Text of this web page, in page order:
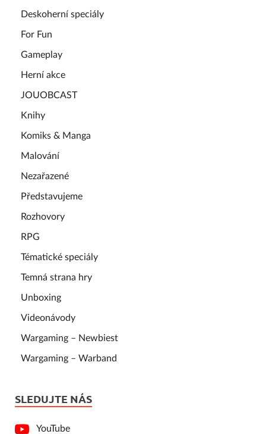
Deskoherní speciály
For Fun
Gameplay
Herní akce
JOUOBCAST
Knihy
Komiks & Manga
Malování
Nezařazené
Představujeme
Rozhovory
RPG
Tématické speciály
Temná strana hry
Unboxing
Videonávody
Wargaming – Newbiest
Wargaming – Warband
SLEDUJTE NÁS
YouTube